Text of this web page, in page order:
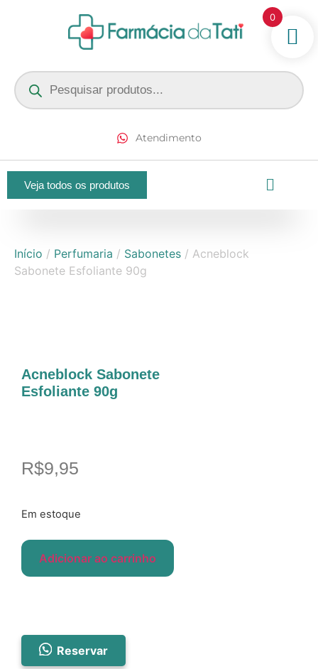
Atendimento
Veja todos os produtos
Início / Perfumaria / Sabonetes / Acneblock
Sabonete Esfoliante 90g
Acneblock Sabonete
Esfoliante 90g
R$9,95
Em estoque
Adicionar ao carrinho
Reservar
0